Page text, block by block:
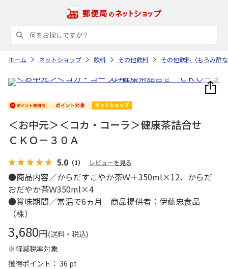
ホーム ネットショップ 飲料 その他飲料 その他飲料（もろみ酢
＜お中元＞＜コカ・コーラ＞健康茶詰合せ
ＣＫＯ－３０Ａ
5.0 （1） レビューを見る
●商品内容／からだすこやか茶Ｗ＋350ml×12、からだ
おだやか茶Ｗ350ml×4
●賞味期間／常温で6ヵ月 商品提供者：伊藤忠食品
（株）
3,680円(送料・税込)
※軽減税率対象
獲得ポイント： 36 pt